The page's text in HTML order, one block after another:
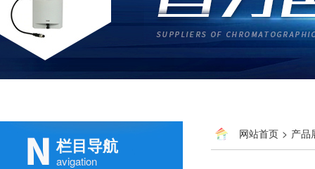
栏目导航
avigation
网站首页 > 产品